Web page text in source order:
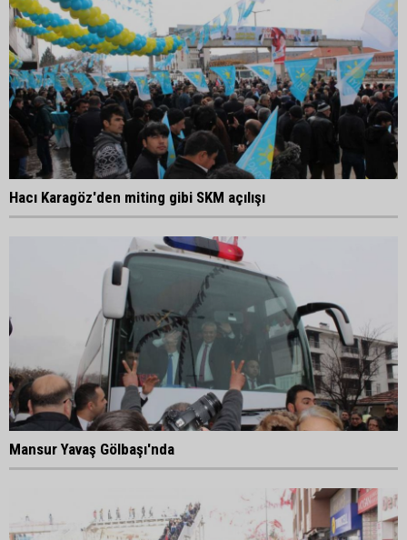
Hacı Karagöz'den miting gibi SKM açılışı
Mansur Yavaş Gölbaşı'nda